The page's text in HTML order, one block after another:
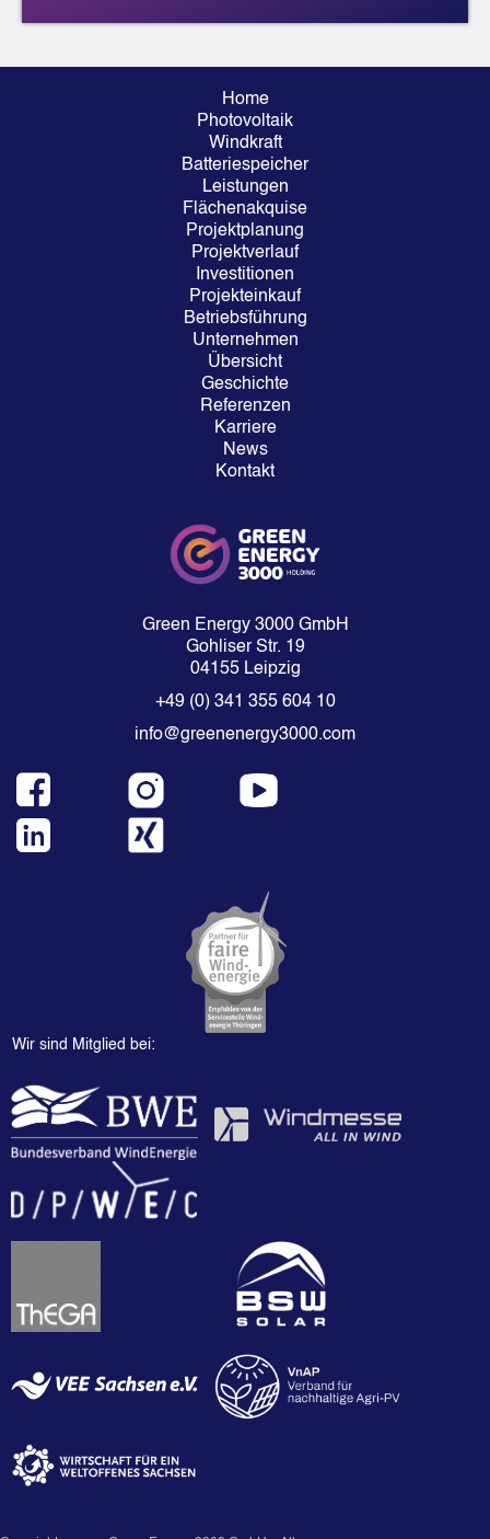
Home
Photovoltaik
Windkraft
Batteriespeicher
Leistungen
Flächenakquise
Projektplanung
Projektverlauf
Investitionen
Projekteinkauf
Betriebsführung
Unternehmen
Übersicht
Geschichte
Referenzen
Karriere
News
Kontakt
Green Energy 3000 GmbH
Gohliser Str. 19
04155 Leipzig
+49 (0) 341 355 604 10
info@greenenergy3000.com
Wir sind Mitglied bei: